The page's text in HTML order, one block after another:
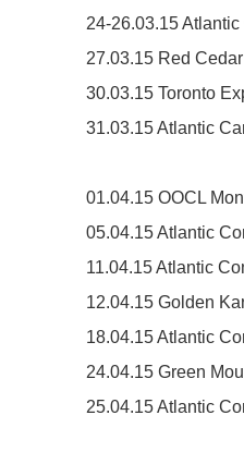
24-26.03.15
27.03.15 Red
30.03.15 Toronto
31.03.15 Atlantic
01.04.15 OOCL
05.04.15 Atlantic
11.04.15 Atlantic
12.04.15 Golden
18.04.15 Atlantic
24.04.15 Green
25.04.15 Atlantic